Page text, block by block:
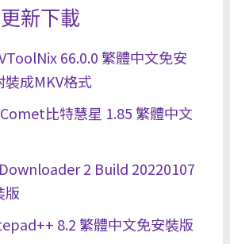
新下載
66.0.0 繁體中文免安
成MKV格式
比特慧星 1.85 繁體中文
2 Build 20220107
版
8.2 繁體中文免安裝版